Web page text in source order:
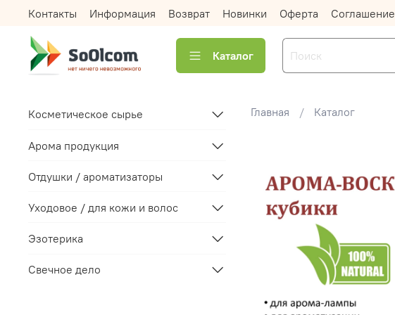
Контакты Информация Возврат Новинки Оферта Соглашение
Каталог
Главная Каталог
Косметическое сырье
Арома продукция
Отдушки / ароматизаторы
Уходовое / для кожи и волос
Эзотерика
Свечное дело